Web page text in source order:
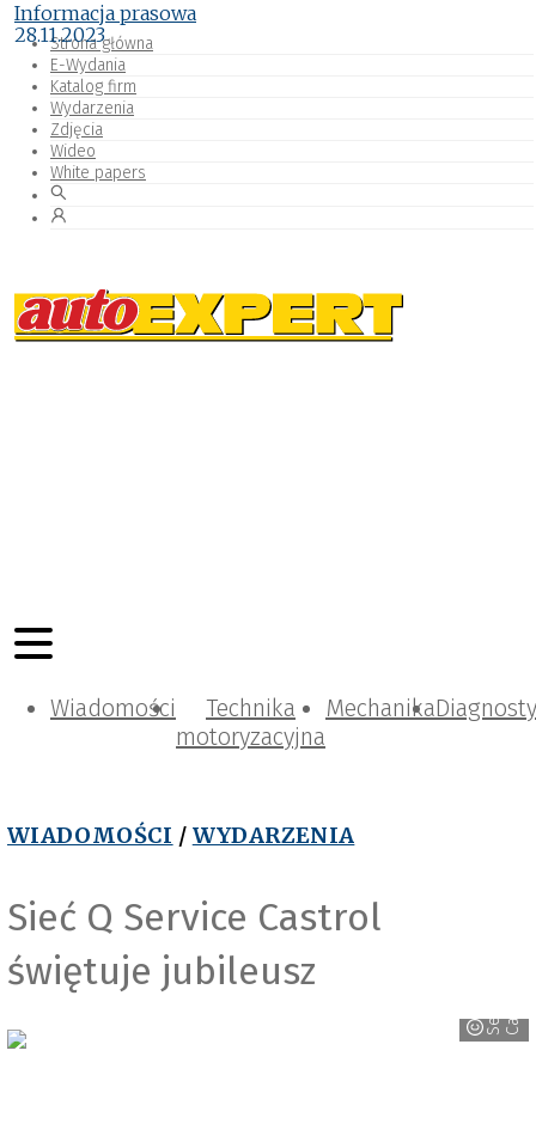
Strona główna
E-Wydania
Katalog firm
Wydarzenia
Zdjęcia
Wideo
White papers
Wiadomości
Technika
motoryzacyjna
Mechanika
WIADOMOŚCI / WYDARZENIA
Sieć Q Service Castrol
świętuje jubileusz
S
e
r
v
i
c
e
C
a
s
t
r
ol
Informacja prasowa
28.11.2023